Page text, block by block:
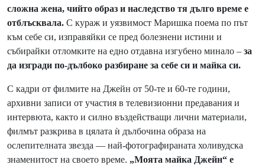
сложна жена, чийто образ и наследство тя дълго време е
отблъсквала. С кураж и уязвимост Маришка поема по път
към себе си, изправяйки се пред болезнени истини и
събирайки отломките на едно отдавна изгубено минало – за
да изгради по-дълбоко разбиране за себе си и майка си.
С кадри от филмите на Джейн от 50-те и 60-те години,
архивни записи от участия в телевизионни предавания и
интервюта, както и силно въздействащи лични материали,
филмът разкрива в цялата ѝ дълбочина образа на
ослепителната звезда — най-фотографираната холивудска
знаменитост на своето време. „Моята майка Джейн“ е